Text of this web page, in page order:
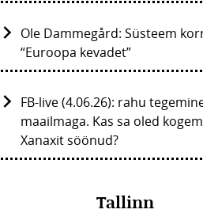
Ole Dammegård: Süsteem
“Euroopa kevadet”
FB-live (4.06.26): rahu
maailmaga. Kas sa oled
Xanaxit söönud?
Tallinn